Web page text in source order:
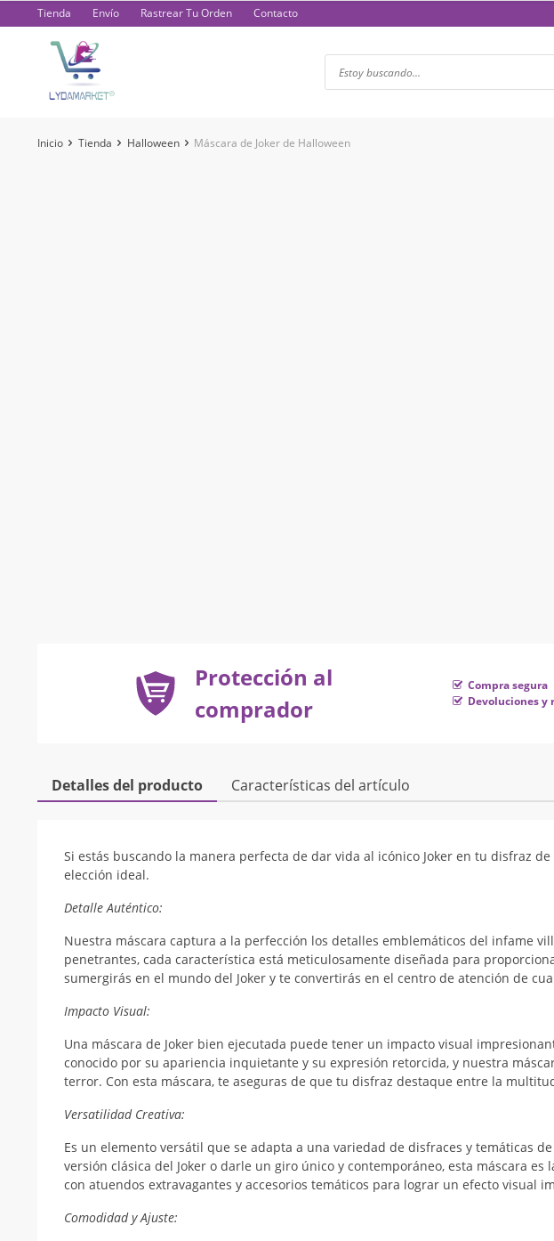
al
contenido
Tienda Envío Rastrear Tu Orden Contacto
Inicio Tienda Halloween Máscara de Joker de Halloween
Protección al
comprador
Compra segura
Devoluciones y
Detalles del producto Características del artículo
Si estás buscando la manera perfecta de dar vida al icónico Joker en tu disfraz
elección ideal.
Detalle Auténtico:
Nuestra máscara captura a la perfección los detalles emblemáticos del infame
penetrantes, cada característica está meticulosamente diseñada para
sumergirás en el mundo del Joker y te convertirás en el centro de atención de
Impacto Visual:
Una máscara de Joker bien ejecutada puede tener un impacto visual
conocido por su apariencia inquietante y su expresión retorcida, y nuestra
terror. Con esta máscara, te aseguras de que tu disfraz destaque entre la
Versatilidad Creativa:
Es un elemento versátil que se adapta a una variedad de disfraces y temáticas
versión clásica del Joker o darle un giro único y contemporáneo, esta máscara
con atuendos extravagantes y accesorios temáticos para lograr un efecto visual
Comodidad y Ajuste: